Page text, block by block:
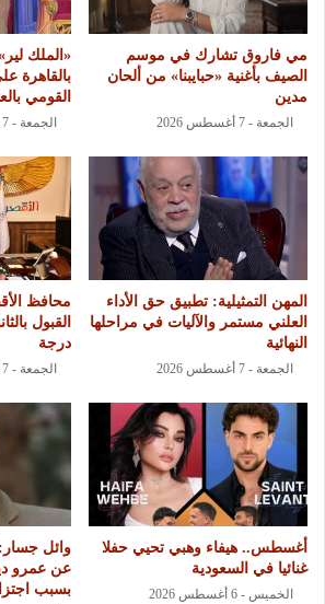
مي فاروق تشارك في موسم
الصيف بأغنية «حبايبنا» من ألحان
مدين
الجمعة - 7 أغسطس 2026
«الملك
بالقاهرة
القومي
الجمعة - 7 أغسطس 2026
المهن التمثيلية: تطبيق حق الأداء
العلني مستمر والآليات في مراحلها
النهائية
الجمعة - 7 أغسطس 2026
محافظ
درجة
الجمعة - 7 أغسطس 2026
أغسطس.. هيفاء وهبي تحيي حفلا
غنائيا في السعودية
الخميس - 6 أغسطس 2026
وائل
عن عمرو
بسبب